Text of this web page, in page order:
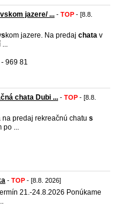
jazere/ ... - TOP - [8.8.
skom jazere. Na predaj chata v
...
969 81
chata Dubi ... - TOP - [8.8.
predaj rekreačnú chatu s
po ...
- TOP - [8.8. 2026]
21.-24.8.2026 Ponúkame